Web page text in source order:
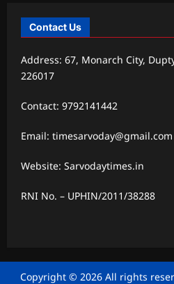
Contact Us
Address: 67, Monarch City,
226017
Contact: 9792141442
Email: timesarvoday@gmail.com
Website: Sarvodaytimes.in
RNI No. – UPHIN/2011/38288
Copyright © 2026 All rights